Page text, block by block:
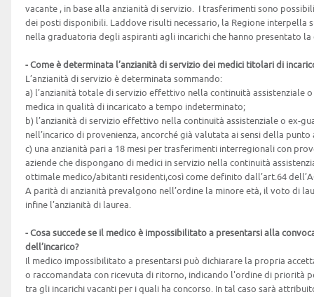
vacante , in base alla anzianità di servizio. I trasferimenti sono
dei posti disponibili. Laddove risulti necessario, la Regione interpella
nella graduatoria degli aspiranti agli incarichi che hanno presentato la
- Come è determinata l’anzianità di servizio dei medici titolari di
L’anzianità di servizio è determinata sommando:
a) l’anzianità totale di servizio effettivo nella continuità assistenziale
medica in qualità di incaricato a tempo indeterminato;
b) l’anzianità di servizio effettivo nella continuità assistenziale o ex-
nell’incarico di provenienza, ancorché già valutata ai sensi della punto
c) una anzianità pari a 18 mesi per trasferimenti interregionali con
aziende che dispongano di medici in servizio nella continuità
ottimale medico/abitanti residenti,così come definito dall’art.64
A parità di anzianità prevalgono nell’ordine la minore età, il voto di
infine l’anzianità di laurea.
- Cosa succede se il medico è impossibilitato a presentarsi alla
dell’incarico?
Il medico impossibilitato a presentarsi può dichiarare la propria
o raccomandata con ricevuta di ritorno, indicando l'ordine di priorità
tra gli incarichi vacanti per i quali ha concorso. In tal caso sarà